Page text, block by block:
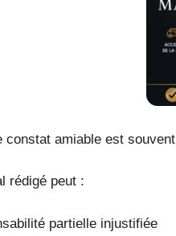
amiable est
rédigé peut :
partielle injustifiée